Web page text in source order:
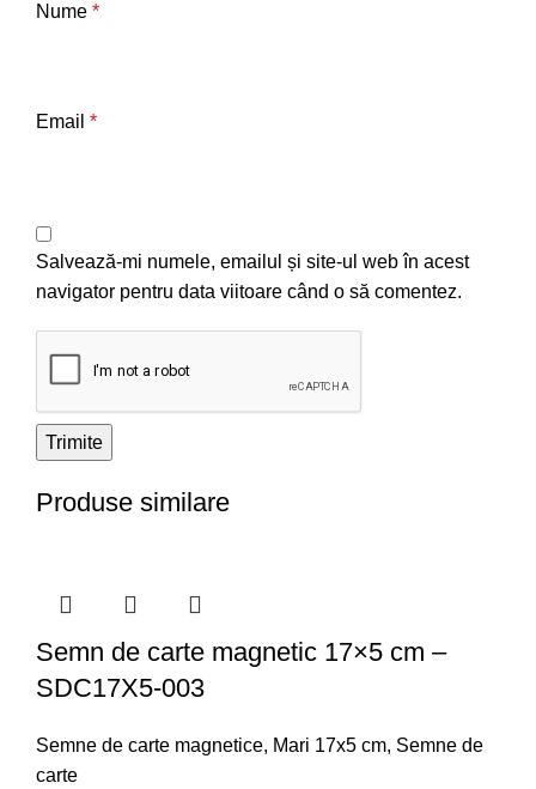
Nume *
Email *
Salvează-mi numele, emailul și site-ul web în acest
navigator pentru data viitoare când o să comentez.
Produse similare
Semn de carte magnetic 17×5 cm –
SDC17X5-003
Semne de carte magnetice, Mari 17x5 cm, Semne de
carte